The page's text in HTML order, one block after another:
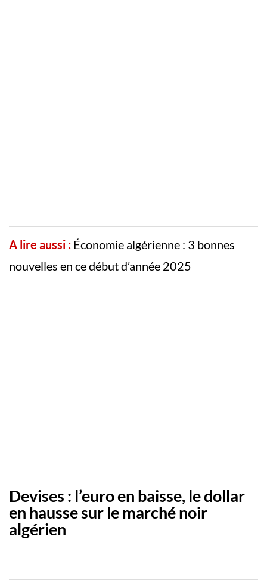
A lire aussi : Économie algérienne : 3 bonnes
nouvelles en ce début d’année 2025
Devises : l’euro en baisse, le dollar
en hausse sur le marché noir
algérien